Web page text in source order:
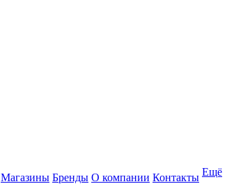
Магазины Бренды О компании Контакты Ещё